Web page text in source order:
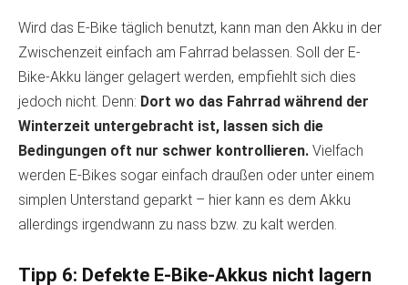
Wird das E-Bike täglich benutzt, kann man den Akku in der
Zwischenzeit einfach am Fahrrad belassen. Soll der E-
Bike-Akku länger gelagert werden, empfiehlt sich dies
jedoch nicht. Denn: Dort wo das Fahrrad während der
Winterzeit untergebracht ist, lassen sich die
Bedingungen oft nur schwer kontrollieren. Vielfach
werden E-Bikes sogar einfach draußen oder unter einem
simplen Unterstand geparkt – hier kann es dem Akku
allerdings irgendwann zu nass bzw. zu kalt werden.
Tipp 6: Defekte E-Bike-Akkus nicht lagern